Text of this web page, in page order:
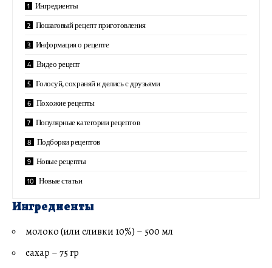
Ингредиенты
Пошаговый рецепт приготовления
Информация о рецепте
Видео рецепт
Голосуй, сохраняй и делись с друзьями
Похожие рецепты
Популярные категории рецептов
Подборки рецептов
Новые рецепты
Новые статьи
Ингредиенты
молоко (или сливки 10%) – 500 мл
сахар – 75 гр